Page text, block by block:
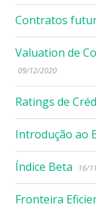
Contratos
Valuation de
09/12/2020
Ratings de
Introdução ao
Índice Beta 16/
Fronteira